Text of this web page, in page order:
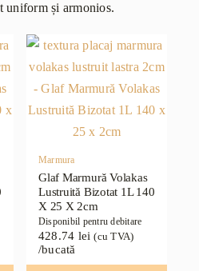
uniform și armonios.
Marmura
Glaf Marmură Volakas
Lustruită Bizotat 1L 140
X 25 X 2cm
Disponibil pentru debitare
428.74 lei (cu TVA)
/bucată